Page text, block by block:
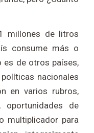
millones de litros
consume más o
es de otros países,
nacionales
en varios rubros,
oportunidades de
multiplicador para